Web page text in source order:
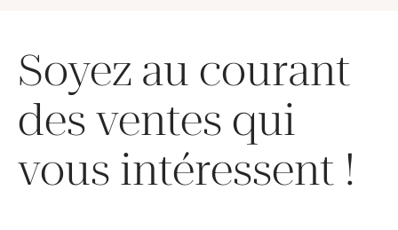
Soyez au courant
des ventes qui
vous intéressent !